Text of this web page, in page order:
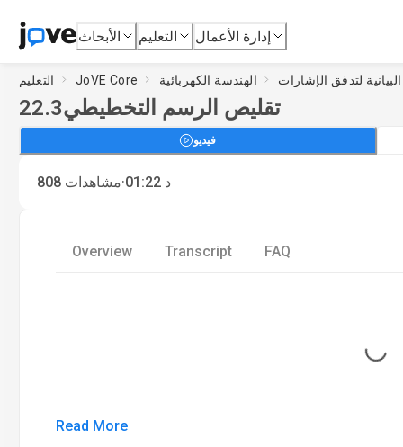
الأبحاث التعليم إدارة الأعمال
التعليم JoVE Core الهندسة الكهربائية
22.3تقليص الرسم التخطيطي
فيديو
808 مشاهدات·01:22 د
Overview Transcript FAQ
Loading...
Read More